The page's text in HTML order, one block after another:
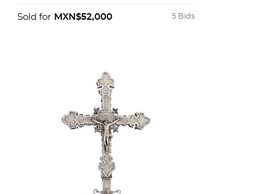
5 Bids
Sold for MXN$52,000